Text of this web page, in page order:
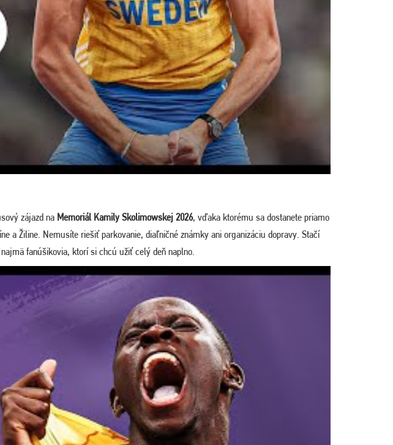
zájazd na Memoriál Kamily Skolimowskej 2026, vďaka ktorému sa dostanete priamo
a Žiline. Nemusíte riešiť parkovanie, diaľničné známky ani organizáciu dopravy. Stačí
fanúšikovia, ktorí si chcú užiť celý deň naplno.